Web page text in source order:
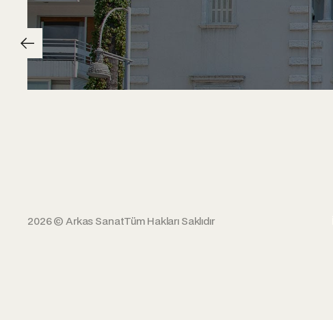
2026 © Arkas SanatTüm Hakları Saklıdır